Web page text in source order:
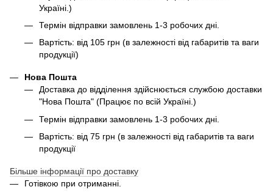
Україні.)
Термін відправки замовлень 1-3 робочих дні.
Вартість: від 105 грн (в залежності від габаритів та ваги
продукції)
Нова Пошта
Доставка до відділення здійснюється службою доставки
"Нова Пошта" (Працює по всій Україні.)
Термін відправки замовлень 1-3 робочих дні.
Вартість: від 75 грн (в залежності від габаритів та ваги
продукції
Більше інформації про доставку
Готівкою при отриманні.